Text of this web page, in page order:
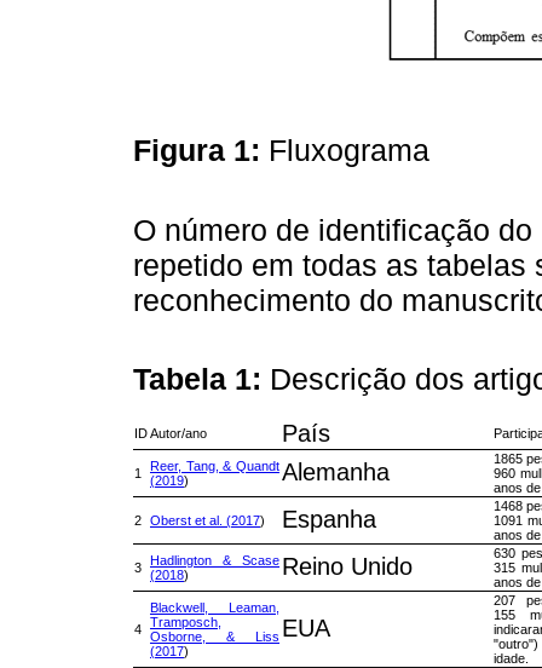
Figura 1: Fluxograma
O número de identificação
repetido em todas as
reconhecimento do
Tabela 1: Descrição dos
IDAutor/ano País
1
Reer, Tang, & Quandt
(2019) Alemanha
1865
960
anos
2 Oberst et al. (2017) Espanha
1468
1091
anos
3
Hadlington & Scase
(2018) Reino Unido
630
315
anos
4
Blackwell, Leaman,
Tramposch,
Osborne, & Liss
(2017)
EUA
207
155
"outro")
idade.